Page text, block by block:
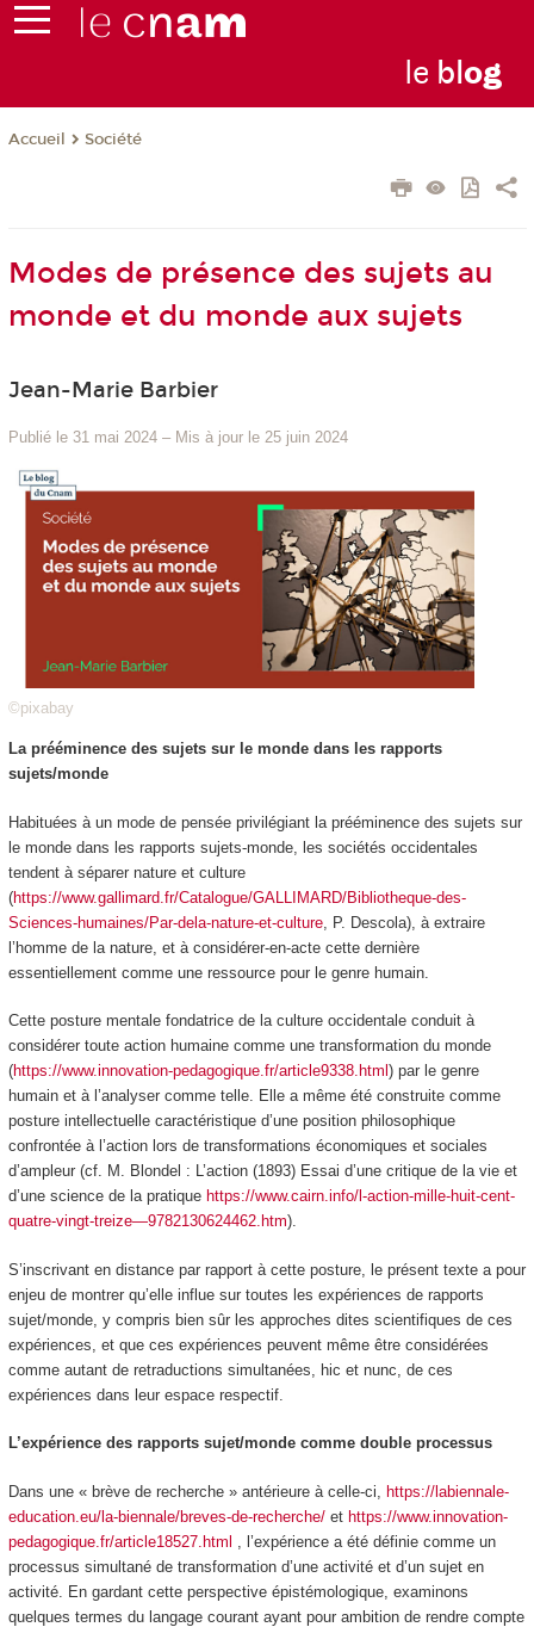
le blog
Accueil Société
Modes de présence des sujets au
monde et du monde aux sujets
Jean-Marie Barbier
Publié le 31 mai 2024 – Mis à jour le 25 juin 2024
©pixabay
La prééminence des sujets sur le monde dans les rapports
sujets/monde
Habituées à un mode de pensée privilégiant la prééminence des sujets sur
le monde dans les rapports sujets-monde, les sociétés occidentales
tendent à séparer nature et culture
(https://www.gallimard.fr/Catalogue/GALLIMARD/Bibliotheque-des-
Sciences-humaines/Par-dela-nature-et-culture, P. Descola), à extraire
l’homme de la nature, et à considérer-en-acte cette dernière
essentiellement comme une ressource pour le genre humain.
Cette posture mentale fondatrice de la culture occidentale conduit à
considérer toute action humaine comme une transformation du monde
(https://www.innovation-pedagogique.fr/article9338.html ) par le genre
humain et à l’analyser comme telle. Elle a même été construite comme
posture intellectuelle caractéristique d’une position philosophique
confrontée à l’action lors de transformations économiques et sociales
d’ampleur (cf. M. Blondel : L’action (1893) Essai d’une critique de la vie et
d’une science de la pratique https://www.cairn.info/l-action-mille-huit-cent-
quatre-vingt-treize—9782130624462.htm).
S’inscrivant en distance par rapport à cette posture, le présent texte a pour
enjeu de montrer qu’elle influe sur toutes les expériences de rapports
sujet/monde, y compris bien sûr les approches dites scientifiques de ces
expériences, et que ces expériences peuvent même être considérées
comme autant de retraductions simultanées, hic et nunc, de ces
expériences dans leur espace respectif.
L’expérience des rapports sujet/monde comme double processus
Dans une « brève de recherche » antérieure à celle-ci, https://labiennale-
education.eu/la-biennale/breves-de-recherche/et https://www.innovation-
pedagogique.fr/article18527.html , l’expérience a été définie comme un
processus simultané de transformation d’une activité et d’un sujet en
activité. En gardant cette perspective épistémologique, examinons
quelques termes du langage courant ayant pour ambition de rendre compte